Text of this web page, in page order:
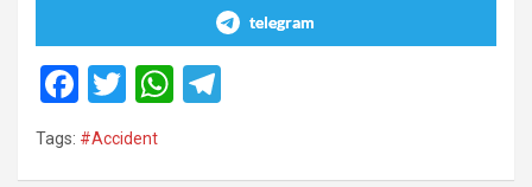
telegram
F
a
ce
T
wi
tt
W
Tags: #Accident